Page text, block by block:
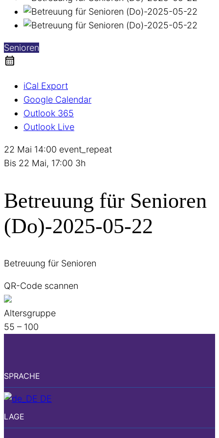
Senioren
iCal Export
Google Calendar
Outlook 365
Outlook Live
22 Mai 14:00 event_repeat
Bis 22 Mai, 17:00 3h
Betreuung für Senioren
(Do)-2025-05-22
Betreuung für Senioren
QR-Code scannen
Altersgruppe
55 – 100
SPRACHE
DE
LAGE